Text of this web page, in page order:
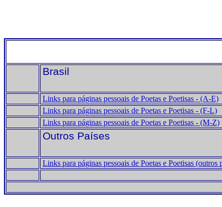
Brasil
Links para páginas pessoais de Poetas e Poetisas - (A-E)
Links para páginas pessoais de Poetas e Poetisas - (F-L)
Links para páginas pessoais de Poetas e Poetisas - (M-Z)
Outros Países
Links para páginas pessoais de Poetas e Poetisas (outros